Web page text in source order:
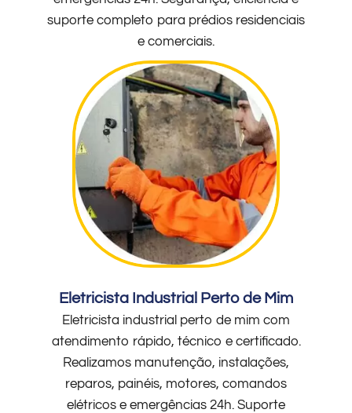
suporte completo para prédios residenciais
e comerciais.
Eletricista Industrial Perto de Mim
Eletricista industrial perto de mim com
atendimento rápido, técnico e certificado.
Realizamos manutenção, instalações,
reparos, painéis, motores, comandos
elétricos e emergências 24h. Suporte